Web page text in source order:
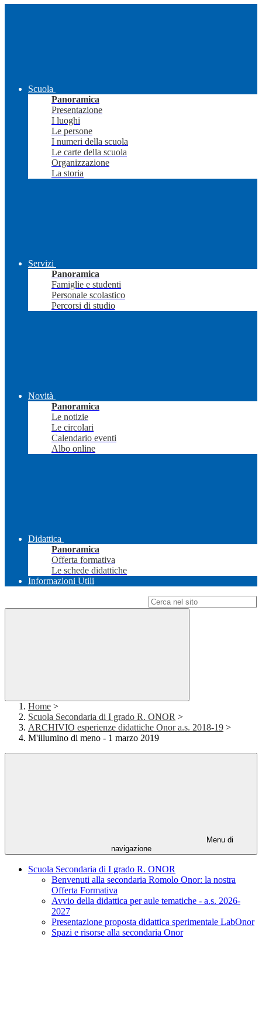
Scuola
Panoramica
Presentazione
I luoghi
Le persone
I numeri della scuola
Le carte della scuola
Organizzazione
La storia
Servizi
Panoramica
Famiglie e studenti
Personale scolastico
Percorsi di studio
Novità
Panoramica
Le notizie
Le circolari
Calendario eventi
Albo online
Didattica
Panoramica
Offerta formativa
Le schede didattiche
Informazioni Utili
Home >
Scuola Secondaria di I grado R. ONOR >
ARCHIVIO esperienze didattiche Onor a.s. 2018-19 >
M'illumino di meno - 1 marzo 2019
Menu di
navigazione
Scuola Secondaria di I grado R. ONOR
Benvenuti alla secondaria Romolo Onor: la nostra
Offerta Formativa
Avvio della didattica per aule tematiche - a.s. 2026-
2027
Presentazione proposta didattica sperimentale LabOnor
Spazi e risorse alla secondaria Onor